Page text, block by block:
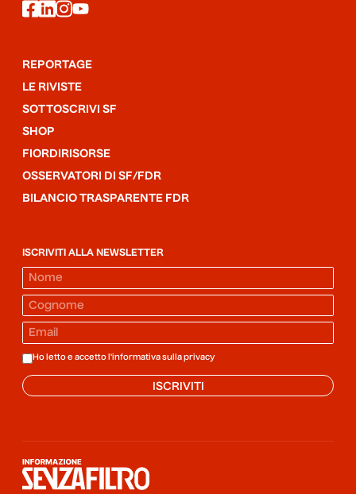
facebook
linkedin
instagram
youtube
REPORTAGE
LE RIVISTE
SOTTOSCRIVI SF
SHOP
FIORDIRISORSE
OSSERVATORI DI SF/FDR
BILANCIO TRASPARENTE FDR
ISCRIVITI ALLA NEWSLETTER
Ho letto e accetto l'informativa sulla privacy
ISCRIVITI